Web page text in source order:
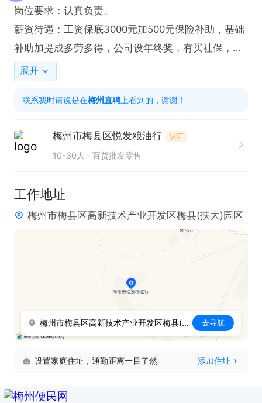
岗位要求：认真负责。
薪资待遇：工资保底3000元加500元保险补助，基础
补助加提成多劳多得，公司设年终奖，有买社保，包
住和午晚餐等。
有意向者可直接电话联系。
聘】看见的哦~
展开
联系我时请说是在梅州直聘 上看到的，谢谢！
梅州市梅县区悦发粮油行 认证
10-30人 百货批发零售
工作地址
梅州市梅县区高新技术产业开发区梅县(扶大)园区
梅州市梅县区高新技术产业开发区梅县(扶大)园区 去导航
设置家庭住址，通勤距离一目了然 添加住址